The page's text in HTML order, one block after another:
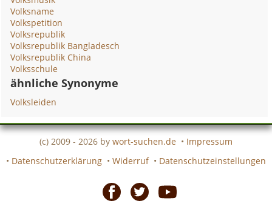
Volksname
Volkspetition
Volksrepublik
Volksrepublik Bangladesch
Volksrepublik China
Volksschule
ähnliche Synonyme
Volksleiden
(c) 2009 - 2026 by wort-suchen.de • Impressum
• Datenschutzerklärung • Widerruf • Datenschutzeinstellungen